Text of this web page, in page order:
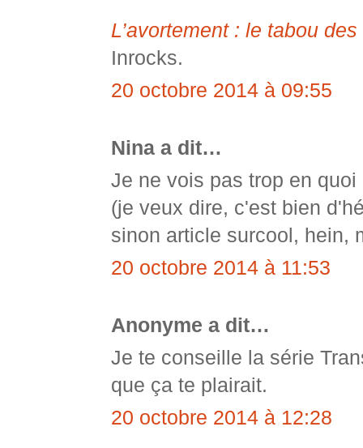
L’avortement : le tabou
Inrocks.
20 octobre 2014 à 09:55
Nina a dit…
Je ne vois pas trop en
(je veux dire, c'est bien
sinon article surcool, hein,
20 octobre 2014 à 11:53
Anonyme a dit…
Je te conseille la série
que ça te plairait.
20 octobre 2014 à 12:28